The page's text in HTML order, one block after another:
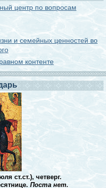
центр по вопросам
и семейных ценностей во
контенте
ст.ст.), четверг.
Поста нет.